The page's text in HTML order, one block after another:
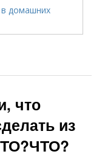
что
из